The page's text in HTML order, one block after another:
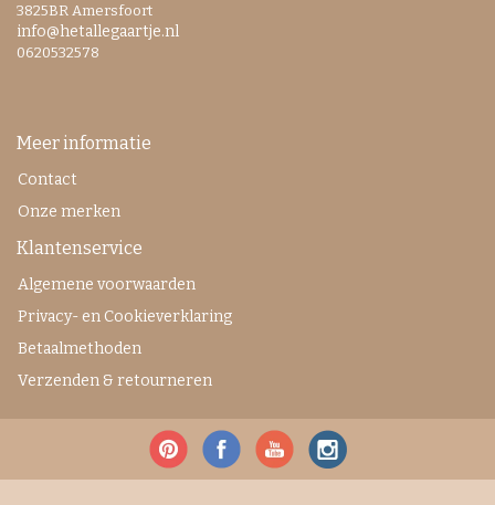
3825BR Amersfoort
info@hetallegaartje.nl
0620532578
Meer informatie
Contact
Onze merken
Klantenservice
Algemene voorwaarden
Privacy- en Cookieverklaring
Betaalmethoden
Verzenden & retourneren